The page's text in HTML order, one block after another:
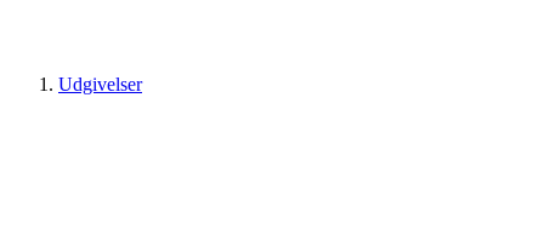
Udgivelser